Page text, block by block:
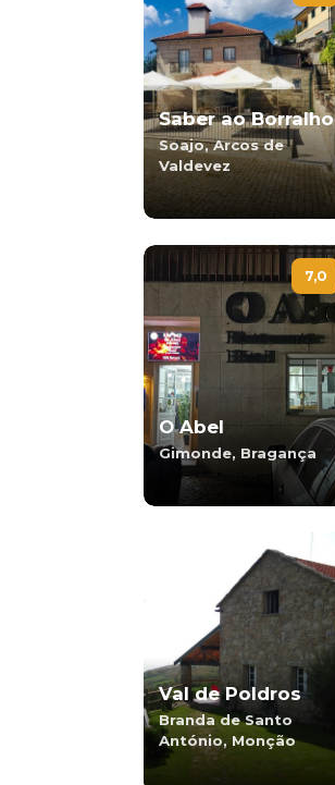
Saber ao Borralho
Soajo, Arcos de
Valdevez
7,0
O Abel
Gimonde, Bragança
Val de Poldros
Branda de Santo
António, Monção